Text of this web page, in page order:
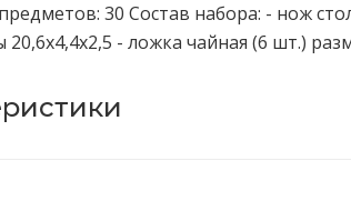
30 Состав набора: - нож
- ложка чайная (6 шт.)